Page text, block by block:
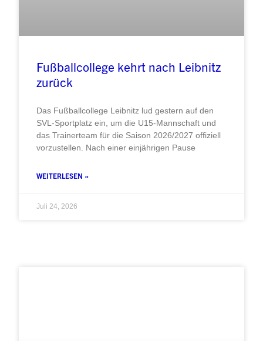
Fußballcollege kehrt nach Leibnitz
zurück
Das Fußballcollege Leibnitz lud gestern auf den
SVL-Sportplatz ein, um die U15-Mannschaft und
das Trainerteam für die Saison 2026/2027 offiziell
vorzustellen. Nach einer einjährigen Pause
WEITERLESEN »
Juli 24, 2026